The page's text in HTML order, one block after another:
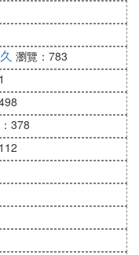
（2007-2030）》
市的軌道交通線網
公里的網路。 名
46.9
吉祥庵、曉庄、
、新模範馬路站、
街口站、張府園
站、天隆寺站、軟
雙龍大道站、河定
灣站、竹山路站、
江蘇經貿學院
瀏覽：783
378